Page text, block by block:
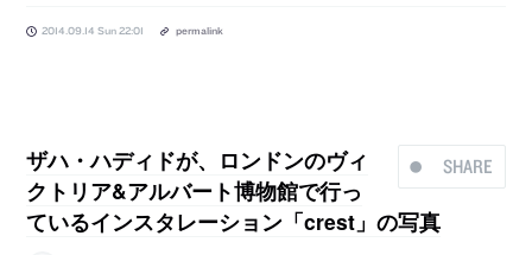
2014.09.14 Sun 22:01 permalink
SHARE
ザハ・ハディドが、ロンドンのヴィ
クトリア&アルバート博物館で行っ
ているインスタレーション「crest」の写真